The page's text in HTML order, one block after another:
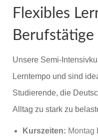
Flexibles
Berufstätige
Unsere Semi-
Lerntempo und sind
Studierende, die
Alltag zu stark zu
Kurszeiten: Montag